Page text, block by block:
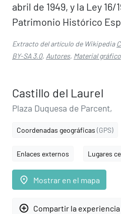
abril de 1949, y la Ley 16/
Patrimonio Histórico
Extracto del artículo de Wikipedia
BY-SA 3.0, Autores, Material gráfico
Castillo del Laurel
Plaza Duquesa de Parcent,
Coordenadas geográficas (GPS)
Enlaces externos Lugares
place Mostrar en el mapa
add_circle_outline Compartir la experiencia